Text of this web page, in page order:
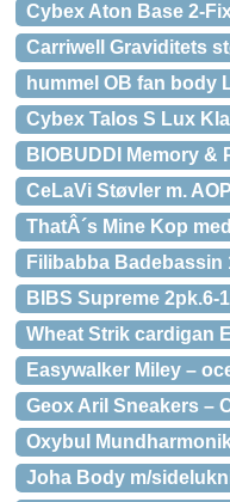
Cybex Aton Base 2-
Carriwell Graviditets
hummel OB fan body
Cybex Talos S Lux
BIOBUDDI Memory &
CeLaVi Støvler m.
ThatÂ´s Mine Kop
Filibabba Badebassin
BIBS Supreme 2pk.6-
Wheat Strik cardigan
Easywalker Miley –
Geox Aril Sneakers –
Oxybul
Joha Body m/